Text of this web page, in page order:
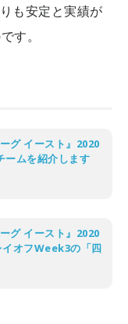
も安定と実績が
す。
グ イースト』2020
ームを紹介します
グ イースト』2020
オフWeek3の「四